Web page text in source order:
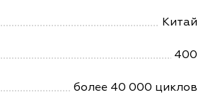
Китай
400
более 40 000 циклов